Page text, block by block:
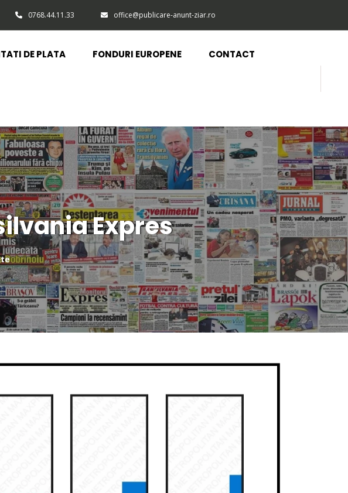
0768.44.11.33 office@publicare-anunt-ziar.ro
DE PLATA FONDURI EUROPENE CONTACT
Expres